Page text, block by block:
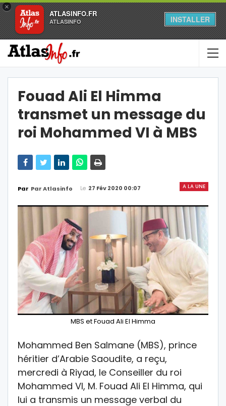
×
ATLASINFO.FR
ATLASINFO INSTALLER
Fouad Ali El Himma
transmet un message du
roi Mohammed VI à MBS
A LA UNE
Par Par Atlasinfo Le 27 Fév 2020 00:07
MBS et Fouad Ali El Himma
Mohammed Ben Salmane (MBS), prince
héritier d’Arabie Saoudite, a reçu,
mercredi à Riyad, le Conseiller du roi
Mohammed VI, M. Fouad Ali El Himma, qui
lui a transmis un message verbal du